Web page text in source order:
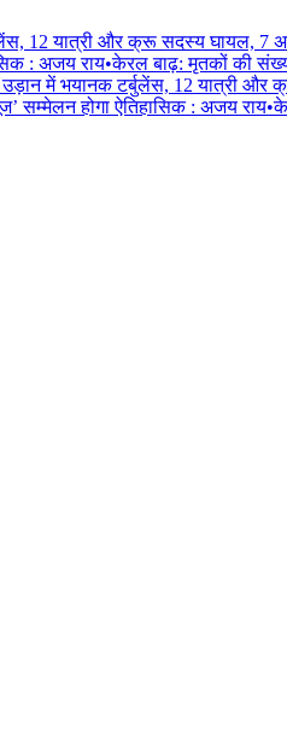
12 यात्री और क्रू सदस्य घायल, 7
: अजय राय•केरल बाढ़: मृतकों की
में भयानक टर्बुलेंस, 12 यात्री और
सम्मेलन होगा ऐतिहासिक : अजय राय•